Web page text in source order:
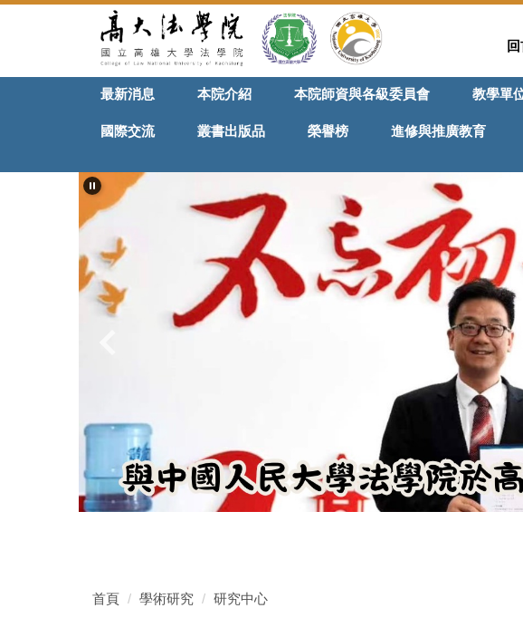
要
最新消息 本院介紹 本院師資與各級委員會 教學單
國際交流 叢書出版品 榮譽榜 進修與推廣教育
首頁 學術研究 研究中心